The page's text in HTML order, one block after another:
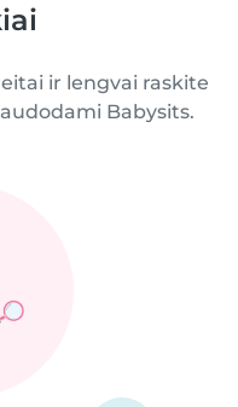
ir lengvai raskite
Babysits.